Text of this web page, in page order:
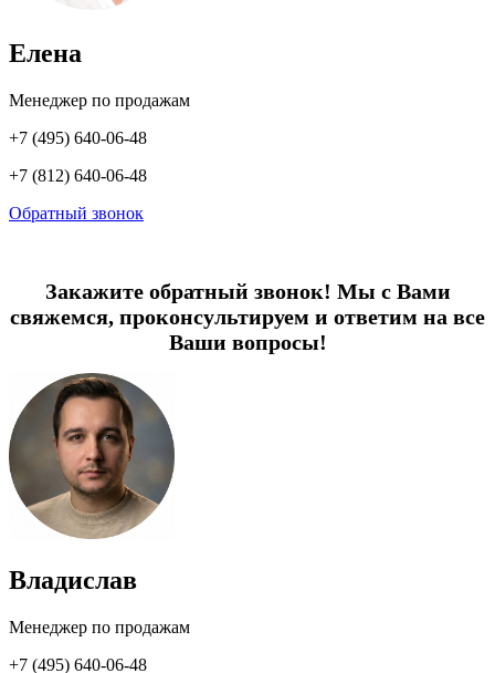
Елена
Менеджер по продажам
+7 (495) 640-06-48
+7 (812) 640-06-48
Обратный звонок
Закажите обратный звонок! Мы с Вами
свяжемся, проконсультируем и ответим на все
Ваши вопросы!
Владислав
Менеджер по продажам
+7 (495) 640-06-48